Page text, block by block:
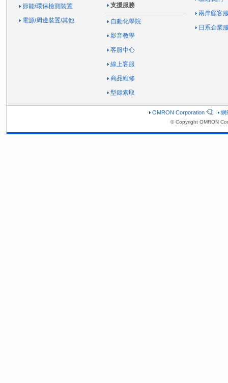
節能/環保檢測裝置
電源/周邊裝置/其他
支援服務
自動化學院
影音教學
客服中心
線上客服
商品維修
型錄索取
兩岸顧客
日系企業
OMRON Corporation 網
© Copyright OMRON